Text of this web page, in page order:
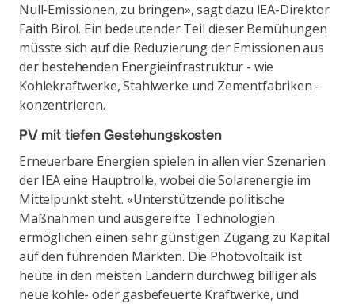
Null-Emissionen, zu bringen», sagt dazu IEA-Direktor
Faith Birol. Ein bedeutender Teil dieser Bemühungen
müsste sich auf die Reduzierung der Emissionen aus
der bestehenden Energieinfrastruktur - wie
Kohlekraftwerke, Stahlwerke und Zementfabriken -
konzentrieren.
PV mit tiefen Gestehungskosten
Erneuerbare Energien spielen in allen vier Szenarien
der IEA eine Hauptrolle, wobei die Solarenergie im
Mittelpunkt steht. «Unterstützende politische
Maßnahmen und ausgereifte Technologien
ermöglichen einen sehr günstigen Zugang zu Kapital
auf den führenden Märkten. Die Photovoltaik ist
heute in den meisten Ländern durchweg billiger als
neue kohle- oder gasbefeuerte Kraftwerke, und